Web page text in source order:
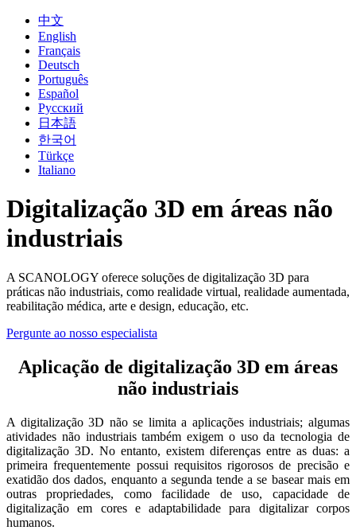
中文
English
Français
Deutsch
Português
Español
Русский
日本語
한국어
Türkçe
Italiano
Digitalização 3D em áreas não
industriais
A SCANOLOGY oferece soluções de digitalização 3D para
práticas não industriais, como realidade virtual, realidade aumentada,
reabilitação médica, arte e design, educação, etc.
Pergunte ao nosso especialista
Aplicação de digitalização 3D em áreas
não industriais
A digitalização 3D não se limita a aplicações industriais; algumas
atividades não industriais também exigem o uso da tecnologia de
digitalização 3D. No entanto, existem diferenças entre as duas: a
primeira frequentemente possui requisitos rigorosos de precisão e
exatidão dos dados, enquanto a segunda tende a se basear mais em
outras propriedades, como facilidade de uso, capacidade de
digitalização em cores e adaptabilidade para digitalizar corpos
humanos.